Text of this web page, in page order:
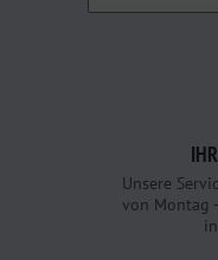
Unsere
von Montag